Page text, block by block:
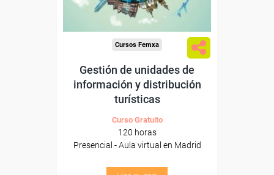
Cursos Femxa
Gestión de unidades de
información y distribución
turísticas
Curso Gratuito
120 horas
Presencial - Aula virtual en Madrid